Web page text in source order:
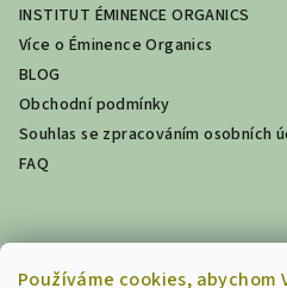
Používáme cookies, abychom
INSTITUT ÉMINENCE ORGANICS
Více o Éminence Organics
BLOG
Obchodní podmínky
Souhlas se zpracováním osobních
FAQ
Poslední hodnocení